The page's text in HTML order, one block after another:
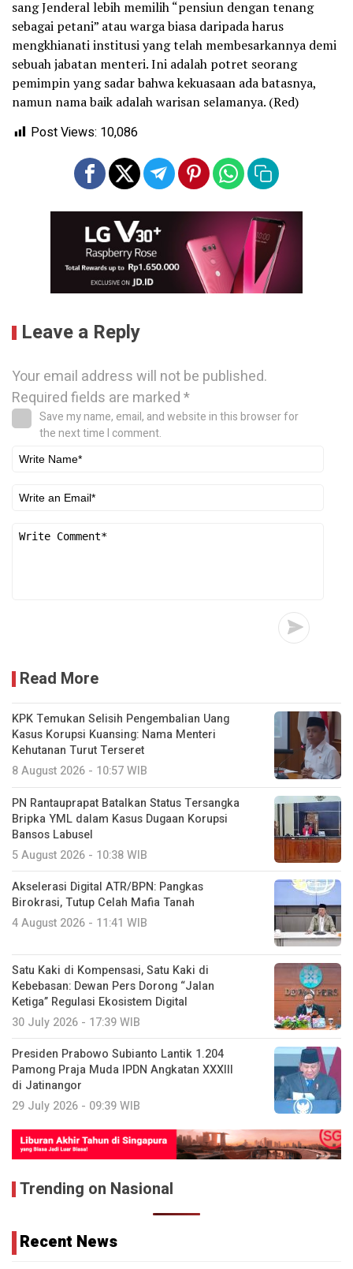
sang Jenderal lebih memilih “pensiun dengan tenang
sebagai petani” atau warga biasa daripada harus
mengkhianati institusi yang telah membesarkannya demi
sebuah jabatan menteri. Ini adalah potret seorang
pemimpin yang sadar bahwa kekuasaan ada batasnya,
namun nama baik adalah warisan selamanya. (Red)
Post Views: 10,086
Leave a Reply
Your email address will not be published.
Required fields are marked*
Save my name, email, and website in this browser for
the next time I comment.
Read More
KPK Temukan Selisih Pengembalian Uang
Kasus Korupsi Kuansing: Nama Menteri
Kehutanan Turut Terseret
8 August 2026 - 10:57 WIB
PN Rantauprapat Batalkan Status Tersangka
Bripka YML dalam Kasus Dugaan Korupsi
Bansos Labusel
5 August 2026 - 10:38 WIB
Akselerasi Digital ATR/BPN: Pangkas
Birokrasi, Tutup Celah Mafia Tanah
4 August 2026 - 11:41 WIB
Satu Kaki di Kompensasi, Satu Kaki di
Kebebasan: Dewan Pers Dorong “Jalan
Ketiga” Regulasi Ekosistem Digital
30 July 2026 - 17:39 WIB
Presiden Prabowo Subianto Lantik 1.204
Pamong Praja Muda IPDN Angkatan XXXIII
di Jatinangor
29 July 2026 - 09:39 WIB
Trending on Nasional
Recent News